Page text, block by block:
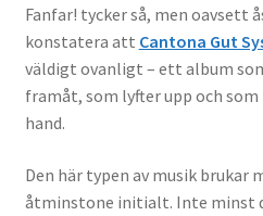
Fanfar! tycker så, men oavsett
konstatera att Cantona Gut
väldigt ovanligt – ett album
framåt, som lyfter upp och
hand.
Den här typen av musik
åtminstone initialt. Inte minst